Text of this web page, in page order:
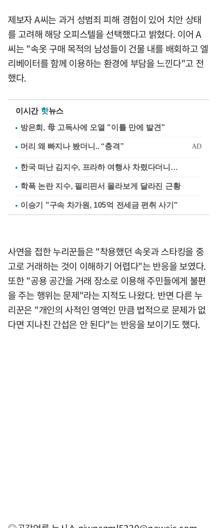
제보자 A씨는 과거 성범죄 피해 경험이 있어 치안 상태
를 고려해 해당 오피스텔을 선택했다고 밝혔다. 이어 A
씨는 "속옷 구매 목적의 남성들이 건물 내를 배회하고 엘
리베이터를 함께 이용하는 환경에 부담을 느낀다"고 전
했다.
이시간 핫뉴스
방은희, 母 고독사에 오열 "이틀 만에 발견"
한국 떠난 김지수, 프라하 여행사 차렸다더니…
학폭 논란 지수, 필리핀서 몰라보게 달라진 근황
이승기 "구속 차가원, 105억 전세금 편취 사기"
사연을 접한 누리꾼들은 "착용했던 속옷과 스타킹을 중
고로 거래하는 것이 이해하기 어렵다"는 반응을 보였다.
또한 "공용 공간을 거래 장소로 이용해 주민들에게 불편
을 주는 행위는 문제"라는 지적도 나왔다. 반면 다른 누
리꾼은 "개인의 사적인 영역인 만큼 법적으로 문제가 없
다면 지나친 간섭은 안 된다"는 반응을 보이기도 했다.